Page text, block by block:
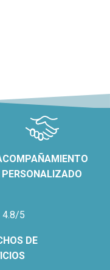
PERSONALIZADO
4.8/5
DE